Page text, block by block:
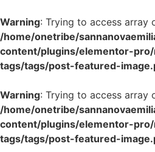
Warning: Trying to access array
/home/onetribe/
content/plugins/elementor-
tags/tags/post-featured-
Warning: Trying to access array
/home/onetribe/
content/plugins/elementor-
tags/tags/post-featured-